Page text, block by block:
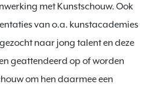
met Kunstschouw. Ook
van o.a. kunstacademies
naar jong talent en deze
geattendeerd op of worden
om hen daarmee een